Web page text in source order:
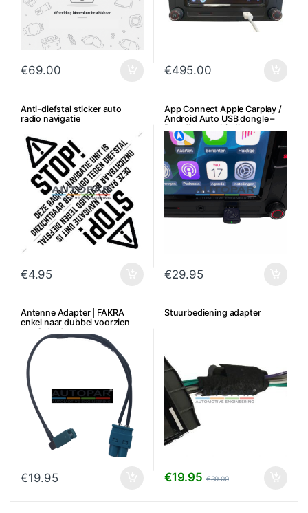
€69.00 €495.00
Anti-diefstal sticker auto
radio navigatie
€4.95
App Connect Apple Carplay /
Android Auto USB dongle –
Draadloze verbinding
Bluetooth
€29.95
Antenne Adapter | FAKRA
enkel naar dubbel voorzien
van 2 draden
€19.95
Stuurbediening adapter
€19.95 €39.00